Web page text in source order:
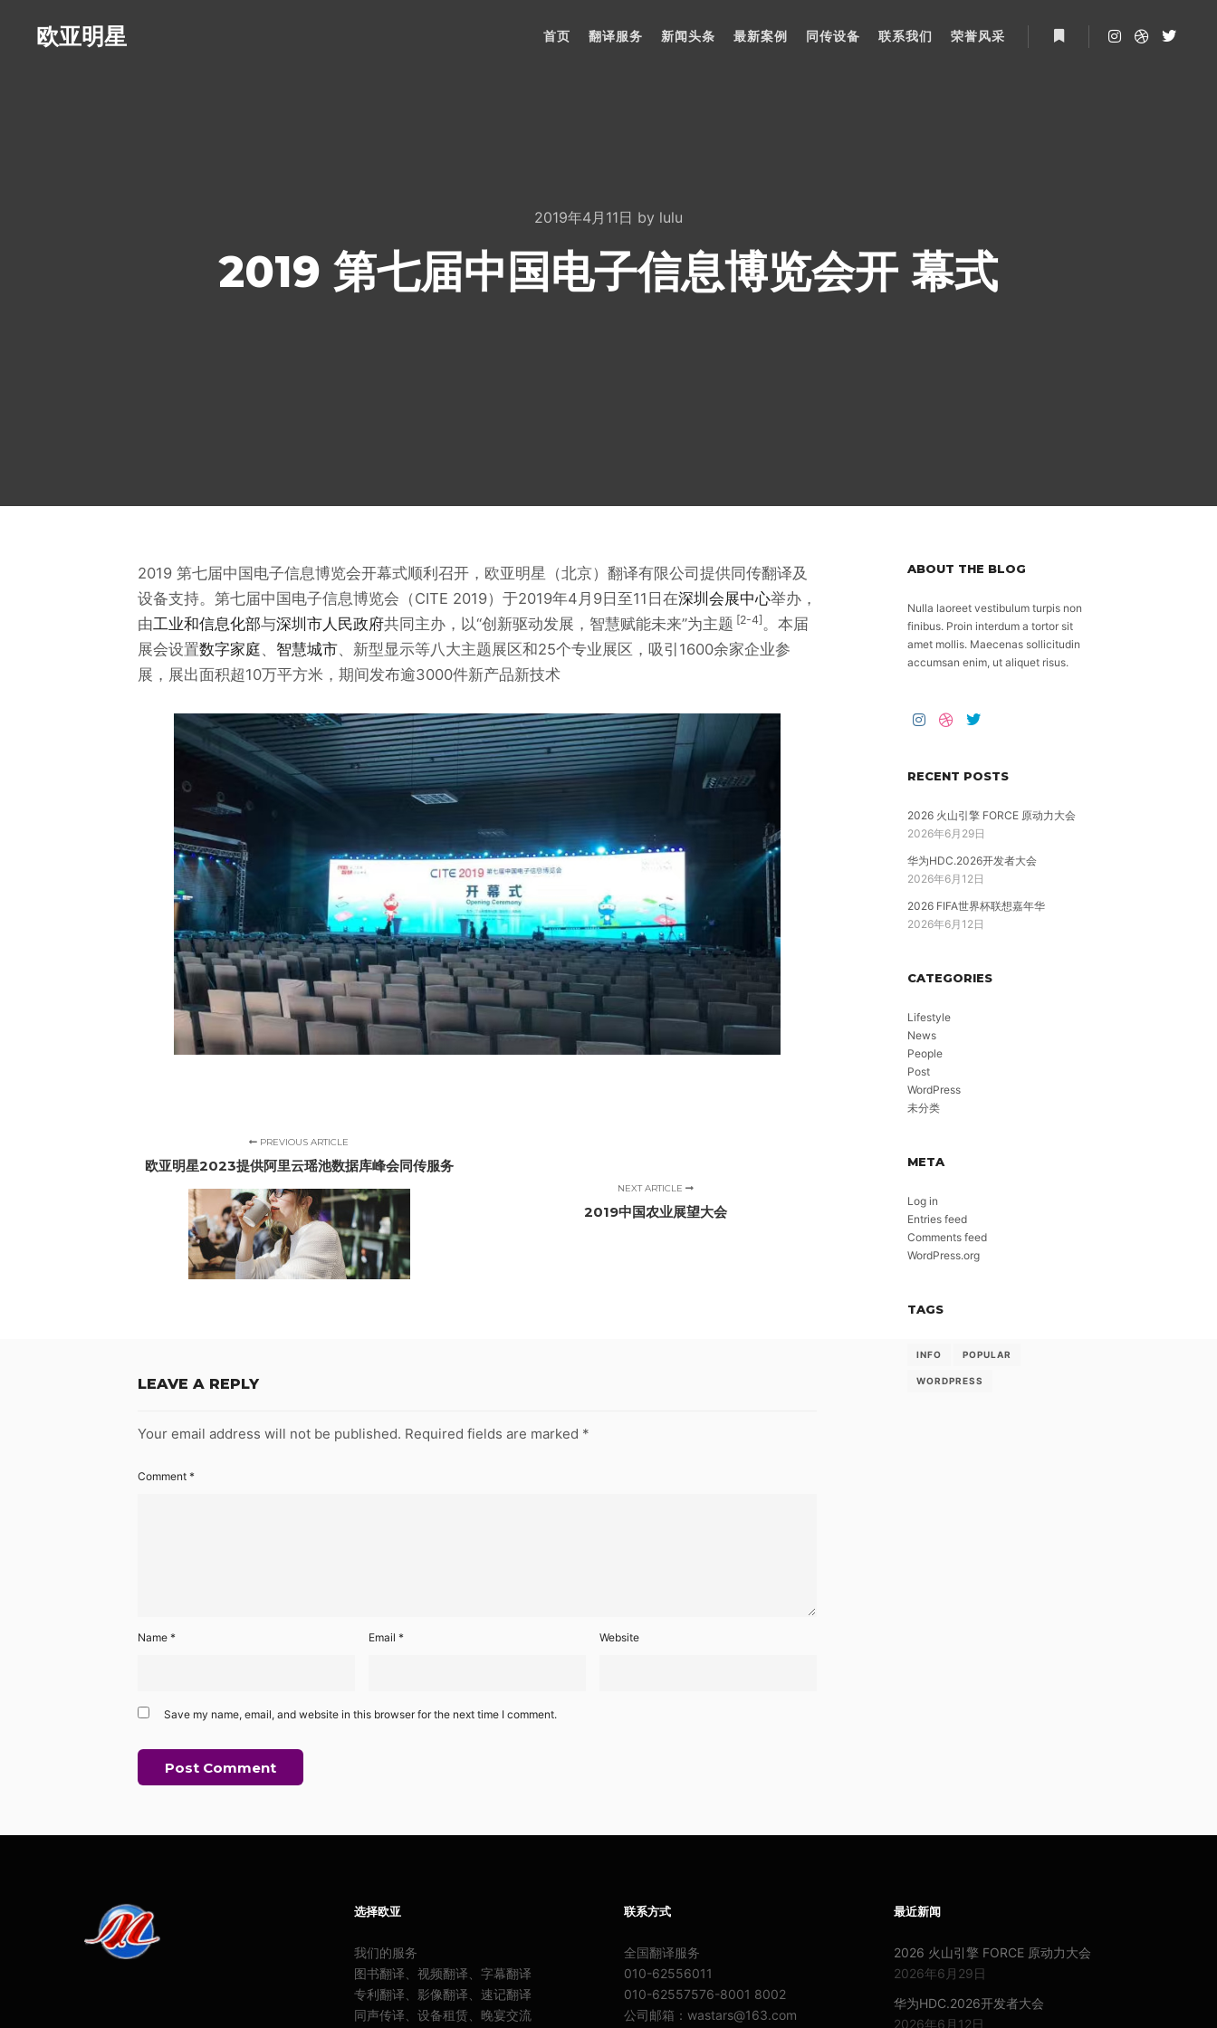
欧亚明星 首页 翻译服务 新闻头条 最新案例 同传设备 联系我们 荣誉风采
2019年4月11日 by lulu
2019 第七届中国电子信息博览会开 幕式
2019 第七届中国电子信息博览会开幕式顺利召开，欧亚明星（北京）翻译有限公司提供同传翻译及
设备支持。第七届中国电子信息博览会（CITE 2019）于2019年4月9日至11日在深圳会展中心举办，
由工业和信息化部与深圳市人民政府共同主办，以“创新驱动发展，智慧赋能未来”为主题 [2-4] 。本届
展会设置数字家庭、 智慧城市、新型显示等八大主题展区和25个专业展区，吸引1600余家企业参
展，展出面积超10万平方米，期间发布逾3000件新产品新技术
PREVIOUS ARTICLE
欧亚明星2023提供阿里云瑶池数据库峰会同传服务
NEXT ARTICLE
2019中国农业展望大会
LEAVE A REPLY
Your email address will not be published. Required fields are marked *
Comment *
Name * Email * Website
Save my name, email, and website in this browser for the next time I comment.
ABOUT THE BLOG
Nulla laoreet vestibulum turpis non
finibus. Proin interdum a tortor sit
amet mollis. Maecenas sollicitudin
accumsan enim, ut aliquet risus.
RECENT POSTS
2026 火山引擎 FORCE 原动力大会
2026年6月29日
华为HDC.2026开发者大会
2026年6月12日
2026 FIFA世界杯联想嘉年华
2026年6月12日
CATEGORIES
Lifestyle
News
People
Post
WordPress
未分类
META
Log in
Entries feed
Comments feed
WordPress.org
TAGS
INFO POPULAR
WORDPRESS
选择欧亚
我们的服务
图书翻译、视频翻译、字幕翻译
专利翻译、影像翻译、速记翻译
同声传译、设备租赁、晚宴交流
联系方式
全国翻译服务
010-62556011
010-62557576-8001 8002
公司邮箱：wastars@163.com
最近新闻
2026 火山引擎 FORCE 原动力大会
2026年6月29日
华为HDC.2026开发者大会
2026年6月12日